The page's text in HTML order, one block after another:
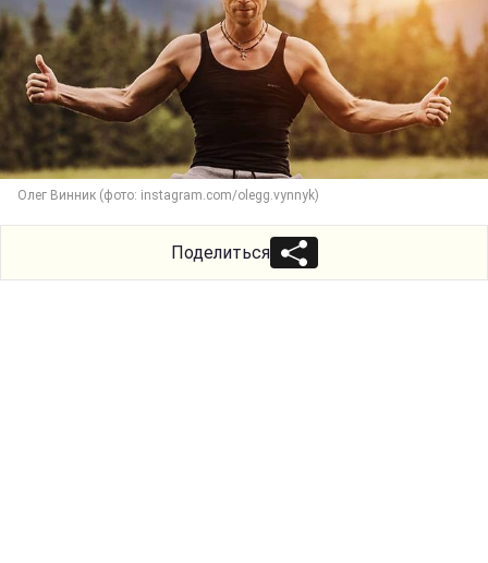
Олег Винник (фото: instagram.com/olegg.vynnyk)
Поделиться